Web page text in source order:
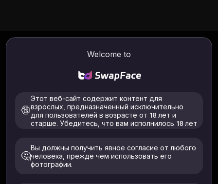
Welcome to
🔞
Этот веб-сайт содержит контент для
взрослых, предназначенный исключительно
для пользователей в возрасте от 18 лет и
старше. Убедитесь, что вам исполнилось 18 лет
🤔
Вы должны получить явное согласие от любого
человека, прежде чем использовать его
фотографии.
отношении
контента для
SwapFaces AI